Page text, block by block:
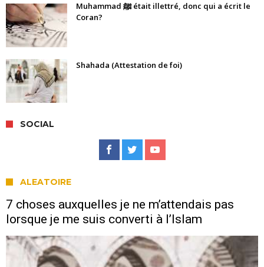
Muhammad ﷺ était illettré, donc qui a écrit le
Coran?
Shahada (Attestation de foi)
SOCIAL
ALEATOIRE
7 choses auxquelles je ne m’attendais pas
lorsque je me suis converti à l’Islam